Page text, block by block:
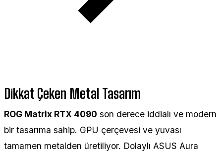
Dikkat Çeken Metal Tasarım
ROG Matrix RTX 4090 son derece iddialı ve modern
bir tasarıma sahip. GPU çerçevesi ve yuvası
tamamen metalden üretiliyor. Dolaylı ASUS Aura